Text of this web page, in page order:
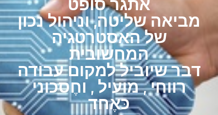
אתגר סופט
מביאה שליטה, וניהול נכון
של האסטרטגיה
המחשובית
דבר שיוביל למקום עבודה
רווחי , מועיל , וחֶסכוני
כּאֶחד